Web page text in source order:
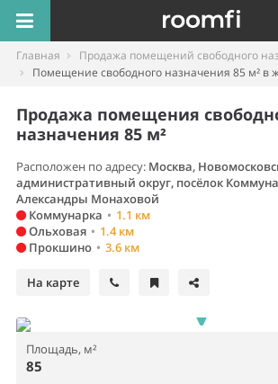
Главная
Продажа помещений свободного
Помещение свободного назначения 85 м² в
Продажа помещения
назначения 85 м²
Расположен по адресу: Москва,
административный округ, посёлок
Александры Монаховой
Коммунарка • 1.1 км
Ольховая • 1.4 км
Прокшино • 3.6 км
На карте
Площадь, м²
85